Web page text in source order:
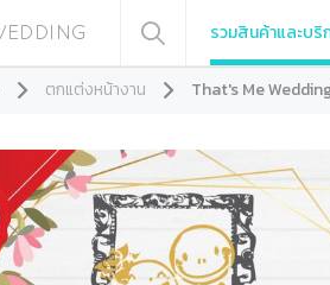
รวมสินค้าและบริ
ตกแต่งหน้างาน That's Me